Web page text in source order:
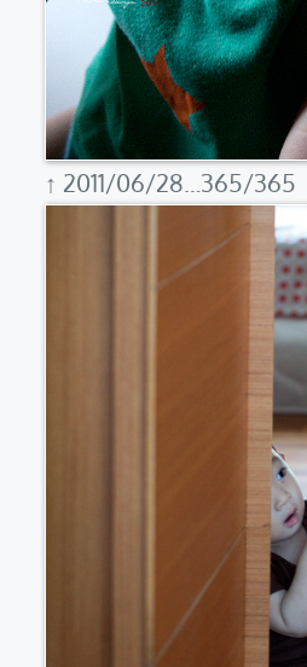
↑ 2011/06/28…365/365